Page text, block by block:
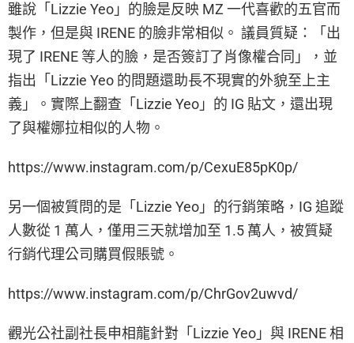
雖說「Lizzie Yeo」的臉是反映 MZ 一代喜歡的五官而
製作，但是與 IRENE 的臉非常相似。 議員質疑：「出
現了 IRENE 等人的臉，是否簽訂了肖像權合同」，並
指出「Lizzie Yeo 的問題還助長不現實的外貌至上主
義」。實際上翻查「Lizzie Yeo」的 IG 貼文，還出現
了與權娜拉相似的人物。
https://www.instagram.com/p/CexuE85pK0p/
另一個被質問的是「Lizzie Yeo」的行銷策略，IG 追蹤
人數從 1 萬人，僅用三天就增加至 1.5 萬人，被質疑
行銷代理公司購買假賬號。
https://www.instagram.com/p/ChrGov2uwvd/
觀光公社副社長申相龍針對「Lizzie Yeo」與 IRENE 相